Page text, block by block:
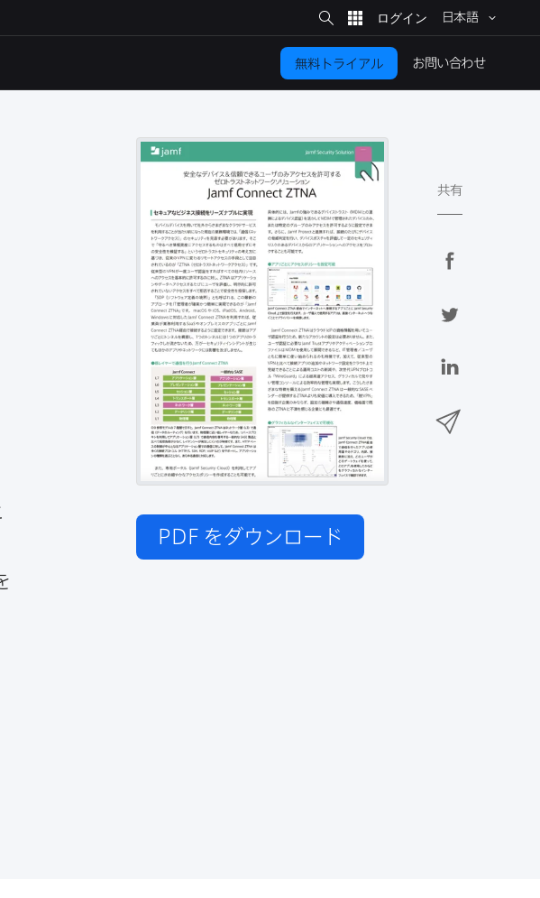
サ
イ
ト
検
索
日本語
無料トライアル お問い​合わせ
PDF をダウンロード
共有